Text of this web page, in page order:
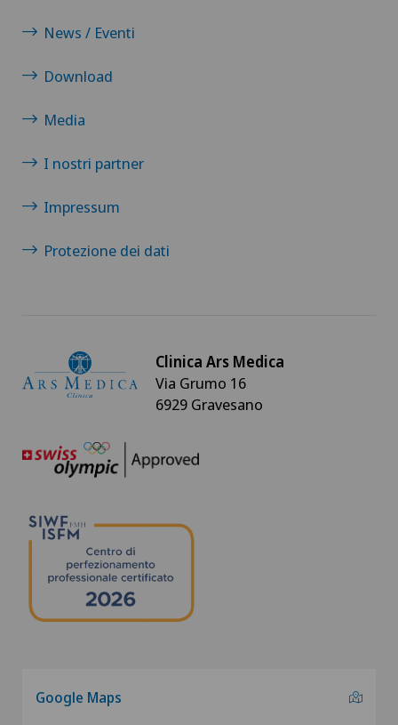
News / Eventi
Download
Media
I nostri partner
Impressum
Protezione dei dati
Clinica Ars Medica
Via Grumo 16
6929 Gravesano
Google Maps